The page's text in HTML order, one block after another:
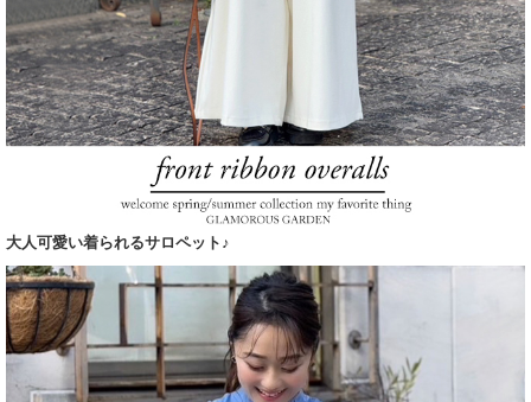
大人可愛い着られるサロペット♪